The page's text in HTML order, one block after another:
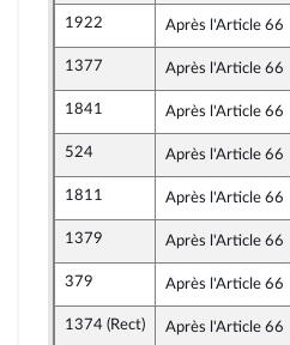
1922 Après l'Article 66
1377 Après l'Article 66
1841 Après l'Article 66
524 Après l'Article 66
1811 Après l'Article 66
1379 Après l'Article 66
379 Après l'Article 66
1374 (Rect) Après l'Article 66